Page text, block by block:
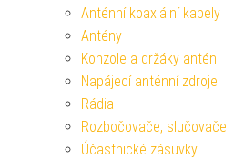
Anténní koaxiální kabely
Antény
Konzole a držáky antén
Napájecí anténní zdroje
Rádia
Rozbočovače, slučovače
Účastnické zásuvky